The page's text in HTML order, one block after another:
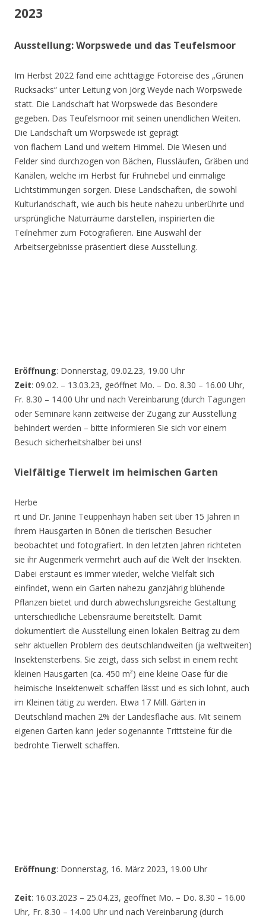
2023
Ausstellung: Worpswede und das Teufelsmoor
Im Herbst 2022 fand eine achttägige Fotoreise des „Grünen
Rucksacks“ unter Leitung von Jörg Weyde nach Worpswede
statt. Die Landschaft hat Worpswede das Besondere
gegeben. Das Teufelsmoor mit seinen unendlichen Weiten.
Die Landschaft um Worpswede ist geprägt
von flachem Land und weitem Himmel. Die Wiesen und
Felder sind durchzogen von Bächen, Flussläufen, Gräben und
Kanälen, welche im Herbst für Frühnebel und einmalige
Lichtstimmungen sorgen. Diese Landschaften, die sowohl
Kulturlandschaft, wie auch bis heute nahezu unberührte und
ursprüngliche Naturräume darstellen, inspirierten die
Teilnehmer zum Fotografieren. Eine Auswahl der
Arbeitsergebnisse präsentiert diese Ausstellung.
Eröffnung: Donnerstag, 09.02.23, 19.00 Uhr
Zeit: 09.02. – 13.03.23, geöffnet Mo. – Do. 8.30 – 16.00 Uhr,
Fr. 8.30 – 14.00 Uhr und nach Vereinbarung (durch Tagungen
oder Seminare kann zeitweise der Zugang zur Ausstellung
behindert werden – bitte informieren Sie sich vor einem
Besuch sicherheitshalber bei uns!
Vielfältige Tierwelt im heimischen Garten
Herbe
rt und Dr. Janine Teuppenhayn haben seit über 15 Jahren in
ihrem Hausgarten in Bönen die tierischen Besucher
beobachtet und fotografiert. In den letzten Jahren richteten
sie ihr Augenmerk vermehrt auch auf die Welt der Insekten.
Dabei erstaunt es immer wieder, welche Vielfalt sich
einfindet, wenn ein Garten nahezu ganzjährig blühende
Pflanzen bietet und durch abwechslungsreiche Gestaltung
unterschiedliche Lebensräume bereitstellt. Damit
dokumentiert die Ausstellung einen lokalen Beitrag zu dem
sehr aktuellen Problem des deutschlandweiten (ja weltweiten)
Insektensterbens. Sie zeigt, dass sich selbst in einem recht
kleinen Hausgarten (ca. 450 m²) eine kleine Oase für die
heimische Insektenwelt schaffen lässt und es sich lohnt, auch
im Kleinen tätig zu werden. Etwa 17 Mill. Gärten in
Deutschland machen 2% der Landesfläche aus. Mit seinem
eigenen Garten kann jeder sogenannte Trittsteine für die
bedrohte Tierwelt schaffen.
Eröffnung: Donnerstag, 16. März 2023, 19.00 Uhr
Zeit: 16.03.2023 – 25.04.23, geöffnet Mo. – Do. 8.30 – 16.00
Uhr, Fr. 8.30 – 14.00 Uhr und nach Vereinbarung (durch